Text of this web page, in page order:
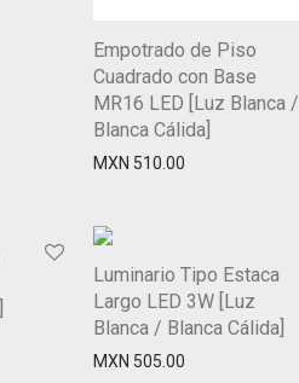
Empotrado de Piso
Cuadrado con Base
MR16 LED [Luz Blanca /
Blanca Cálida]
MXN 510.00
Luminario Tipo Estaca
Largo LED 3W [Luz
Blanca / Blanca Cálida]
MXN 505.00